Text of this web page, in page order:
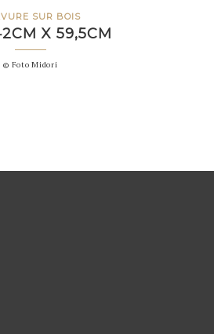
SUR BOIS
X 59,5CM
© Foto Midori